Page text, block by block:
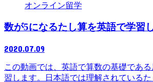
オンライン留学
数が5になるたし算を英語で学習
2020.07.09
この動画では、英語で算数の基礎であ
習します。日本語では理解されている